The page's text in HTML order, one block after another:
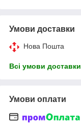
Умови доставки
Нова Пошта
Всі умови доставки
Умови оплати